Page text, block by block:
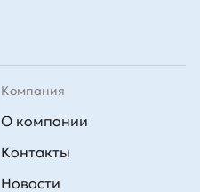
Компания
О компании
Контакты
Новости